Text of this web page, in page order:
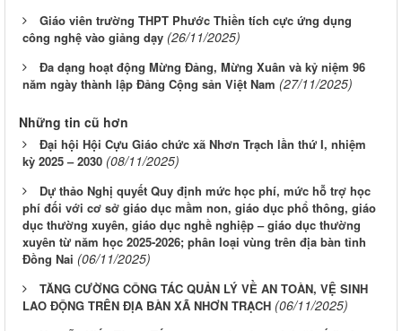
Giáo viên trường THPT Phước Thiền tích cực ứng dụng
công nghệ vào giảng dạy (26/11/2025)
Đa dạng hoạt động Mừng Đảng, Mừng Xuân và kỷ niệm 96
năm ngày thành lập Đảng Cộng sản Việt Nam (27/11/2025)
Những tin cũ hơn
Đại hội Hội Cựu Giáo chức xã Nhơn Trạch lần thứ I, nhiệm
kỳ 2025 – 2030 (08/11/2025)
Dự thảo Nghị quyết Quy định mức học phí, mức hỗ trợ học
phí đối với cơ sở giáo dục mầm non, giáo dục phổ thông, giáo
dục thường xuyên, giáo dục nghề nghiệp – giáo dục thường
xuyên từ năm học 2025-2026; phân loại vùng trên địa bàn tỉnh
Đồng Nai (06/11/2025)
TĂNG CƯỜNG CÔNG TÁC QUẢN LÝ VỀ AN TOÀN, VỆ SINH
LAO ĐỘNG TRÊN ĐỊA BÀN XÃ NHƠN TRẠCH (06/11/2025)